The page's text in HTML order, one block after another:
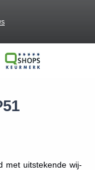
met uitstekende wij-